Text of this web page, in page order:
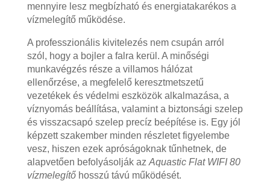
mennyire lesz megbízható és energiatakarékos a
vízmelegítő működése.
A professzionális kivitelezés nem csupán arról
szól, hogy a bojler a falra kerül. A minőségi
munkavégzés része a villamos hálózat
ellenőrzése, a megfelelő keresztmetszetű
vezetékek és védelmi eszközök alkalmazása, a
víznyomás beállítása, valamint a biztonsági szelep
és visszacsapó szelep precíz beépítése is. Egy jól
képzett szakember minden részletet figyelembe
vesz, hiszen ezek apróságoknak tűnhetnek, de
alapvetően befolyásolják az Aquastic Flat WIFI 80
vízmelegítőhosszú távú működését.